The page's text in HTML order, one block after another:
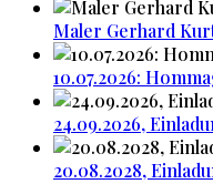
Maler Gerhard
10.07.2026:
24.09.2026,
20.08.2028,